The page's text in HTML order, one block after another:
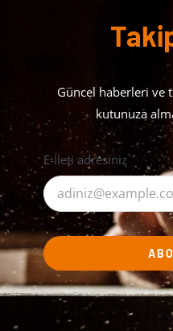
Güncel haberleri ve
kutunuza
E-İleti adresiniz